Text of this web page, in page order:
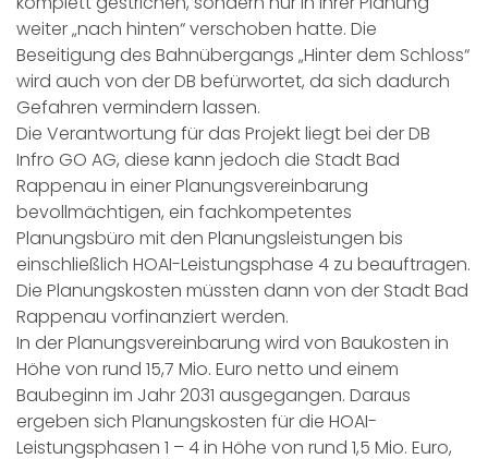
weiter „nach hinten“ verschoben hatte. Die
Beseitigung des Bahnübergangs „Hinter dem Schloss“
wird auch von der DB befürwortet, da sich dadurch
Gefahren vermindern lassen.
Die Verantwortung für das Projekt liegt bei der DB
Infro GO AG, diese kann jedoch die Stadt Bad
Rappenau in einer Planungsvereinbarung
bevollmächtigen, ein fachkompetentes
Planungsbüro mit den Planungsleistungen bis
einschließlich HOAI-Leistungsphase 4 zu beauftragen.
Die Planungskosten müssten dann von der Stadt Bad
Rappenau vorfinanziert werden.
In der Planungsvereinbarung wird von Baukosten in
Höhe von rund 15,7 Mio. Euro netto und einem
Baubeginn im Jahr 2031 ausgegangen. Daraus
ergeben sich Planungskosten für die HOAI-
Leistungsphasen 1 – 4 in Höhe von rund 1,5 Mio. Euro,